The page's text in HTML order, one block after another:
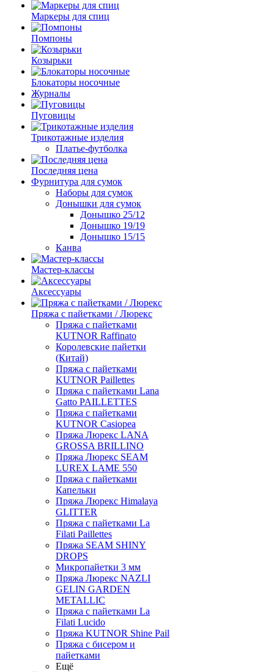
Маркеры для спиц
Помпоны
Козырьки
Блокаторы носочные
Журналы
Пуговицы
Трикотажные изделия
Платье-футболка
Последняя цена
Фурнитура для сумок
Наборы для сумок
Донышки для сумок
Донышко 25/12
Донышко 19/19
Донышко 15/15
Канва
Мастер-классы
Аксессуары
Пряжа с пайетками / Люрекс
Пряжа с пайетками
KUTNOR Raffinato
Королевские пайетки
(Китай)
Пряжа с пайетками
KUTNOR Paillettes
Пряжа с пайетками Lana
Gatto PAILLETTES
Пряжа с пайетками
KUTNOR Casiopea
Пряжа Люрекс LANA
GROSSA BRILLINO
Пряжа Люрекс SEAM
LUREX LAME 550
Пряжа с пайетками
Капельки
Пряжа Люрекс Himalaya
GLITTER
Пряжа с пайетками La
Filati Paillettes
Пряжа SEAM SHINY
DROPS
Микропайетки 3 мм
Пряжа Люрекс NAZLI
GELIN GARDEN
METALLIC
Пряжа с пайетками La
Filati Lucido
Пряжа KUTNOR Shine Pail
Пряжа с бисером и
пайетками
Ещё